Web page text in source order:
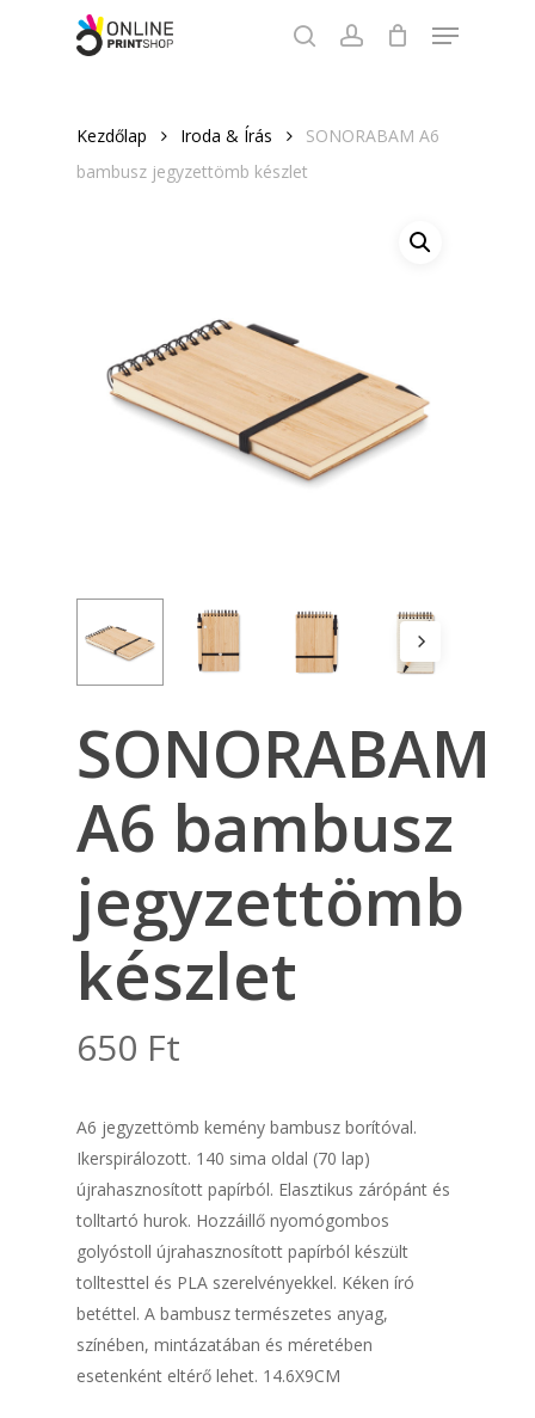
searchaccount
Menu
Kezdőlap Iroda & Írás
SONORABAM A6
bambusz jegyzettömb készlet
SONORABAM
A6 bambusz
jegyzettömb
készlet
650 Ft
A6 jegyzettömb kemény bambusz borítóval.
Ikerspirálozott. 140 sima oldal (70 lap)
újrahasznosított papírból. Elasztikus zárópánt és
tolltartó hurok. Hozzáillő nyomógombos
golyóstoll újrahasznosított papírból készült
tolltesttel és PLA szerelvényekkel. Kéken író
betéttel. A bambusz természetes anyag,
színében, mintázatában és méretében
esetenként eltérő lehet. 14.6X9CM